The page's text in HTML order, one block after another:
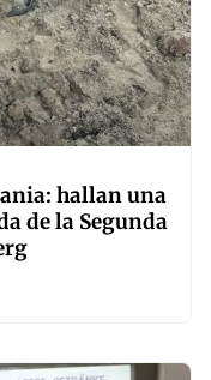
hallan una
de la Segunda